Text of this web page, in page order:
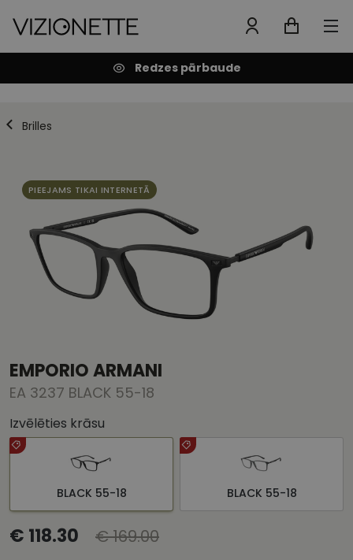
Redzes pārbaude
Brilles
PIEEJAMS TIKAI INTERNETĀ
EMPORIO ARMANI
EA 3237 BLACK 55-18
Izvēlēties krāsu
BLACK 55-18 BLACK 55-18
€ 118.30 € 169.00